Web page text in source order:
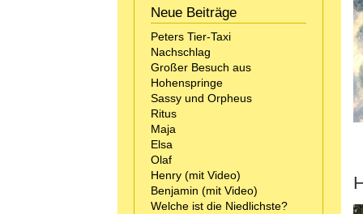
Neue Beiträge
Peters Tier-Taxi
Nachschlag
Großer Besuch aus
Hohenspringe
Sassy und Orpheus
Ritus
Maja
Elsa
Olaf
Henry (mit Video)
Benjamin (mit Video)
Welche ist die Niedlichste?